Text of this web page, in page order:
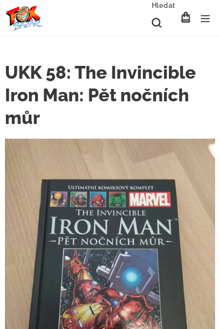
Hledat
UKK 58: The Invincible
Iron Man: Pět nočních
můr